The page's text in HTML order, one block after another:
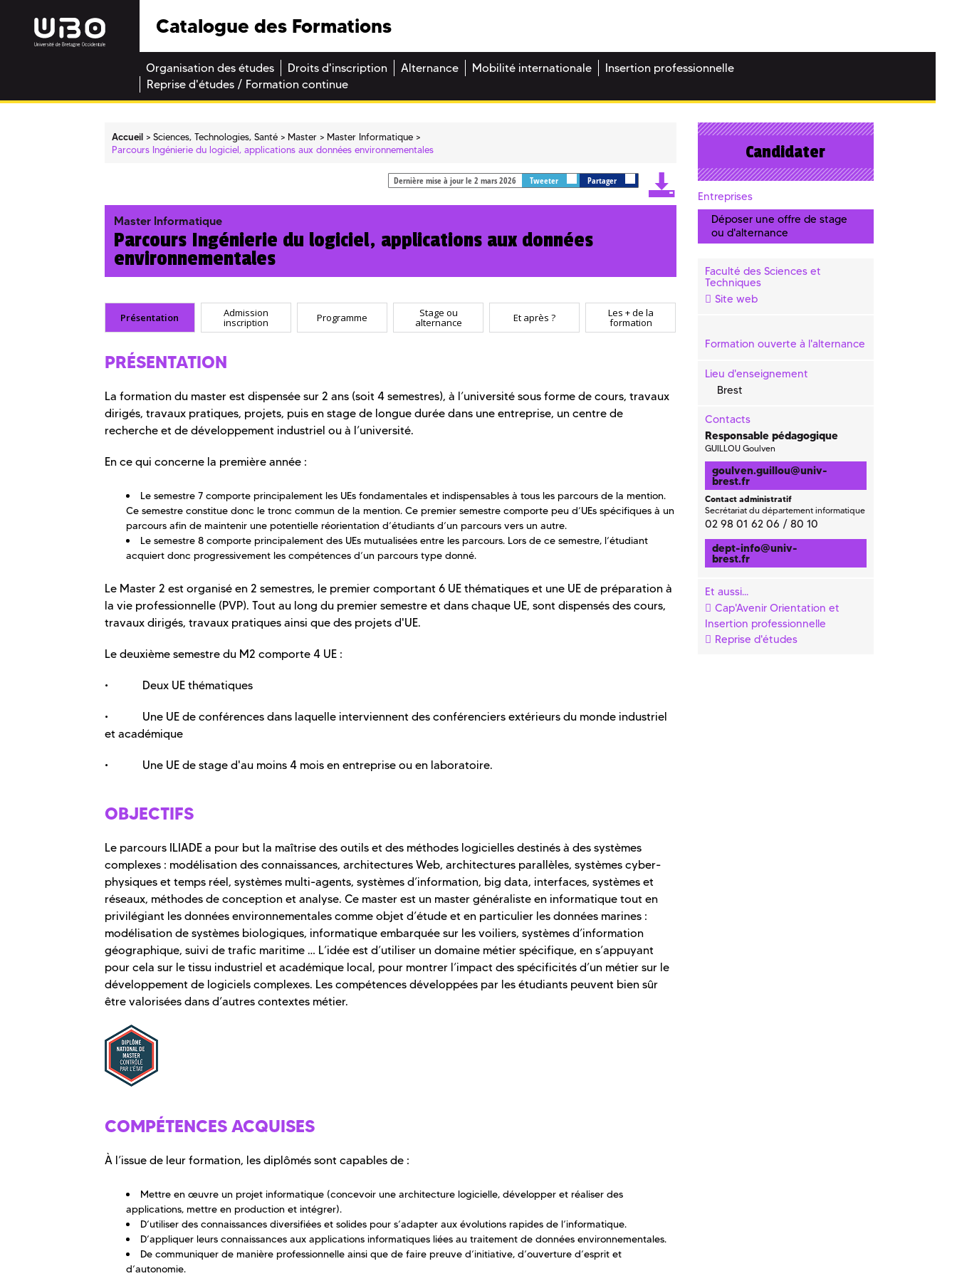
Catalogue des Formations
Organisation des études Droits d'inscription Alternance Mobilité internationale
Insertion professionnelle
Reprise d'études / Formation continue
Accueil Sciences, Technologies, Santé Master
Master Informatique
Parcours Ingénierie du logiciel, applications aux données environnementales
Dernière mise à jour le 2 mars 2026 Tweeter Partager
Master Informatique
Parcours Ingénierie du logiciel, applications aux données
environnementales
Présentation Admission
inscription Programme Stage ou
alternance Et après ? Les + de la
formation
PRÉSENTATION
La formation du master est dispensée sur 2 ans (soit 4 semestres), à l’université sous forme de cours, travaux
dirigés, travaux pratiques, projets, puis en stage de longue durée dans une entreprise, un centre de
recherche et de développement industriel ou à l’université.
En ce qui concerne la première année :
Le semestre 7 comporte principalement les UEs fondamentales et indispensables à tous les parcours de la mention.
Ce semestre constitue donc le tronc commun de la mention. Ce premier semestre comporte peu d’UEs spécifiques à un
parcours afin de maintenir une potentielle réorientation d’étudiants d’un parcours vers un autre.
Le semestre 8 comporte principalement des UEs mutualisées entre les parcours. Lors de ce semestre, l’étudiant
acquiert donc progressivement les compétences d’un parcours type donné.
Le Master 2 est organisé en 2 semestres, le premier comportant 6 UE thématiques et une UE de préparation à
la vie professionnelle (PVP). Tout au long du premier semestre et dans chaque UE, sont dispensés des cours,
travaux dirigés, travaux pratiques ainsi que des projets d'UE.
Le deuxième semestre du M2 comporte 4 UE :
• Deux UE thématiques
• Une UE de conférences dans laquelle interviennent des conférenciers extérieurs du monde industriel
et académique
• Une UE de stage d'au moins 4 mois en entreprise ou en laboratoire.
OBJECTIFS
Le parcours ILIADE a pour but la maîtrise des outils et des méthodes logicielles destinés à des systèmes
complexes : modélisation des connaissances, architectures Web, architectures parallèles, systèmes cyber-
physiques et temps réel, systèmes multi-agents, systèmes d’information, big data, interfaces, systèmes et
réseaux, méthodes de conception et analyse. Ce master est un master généraliste en informatique tout en
privilégiant les données environnementales comme objet d’étude et en particulier les données marines :
modélisation de systèmes biologiques, informatique embarquée sur les voiliers, systèmes d’information
géographique, suivi de trafic maritime … L’idée est d’utiliser un domaine métier spécifique, en s’appuyant
pour cela sur le tissu industriel et académique local, pour montrer l’impact des spécificités d’un métier sur le
développement de logiciels complexes. Les compétences développées par les étudiants peuvent bien sûr
être valorisées dans d’autres contextes métier.
COMPÉTENCES ACQUISES
À l’issue de leur formation, les diplômés sont capables de :
Mettre en œuvre un projet informatique (concevoir une architecture logicielle, développer et réaliser des
applications, mettre en production et intégrer).
D’utiliser des connaissances diversifiées et solides pour s’adapter aux évolutions rapides de l’informatique.
D’appliquer leurs connaissances aux applications informatiques liées au traitement de données environnementales.
De communiquer de manière professionnelle ainsi que de faire preuve d’initiative, d’ouverture d’esprit et
d’autonomie.
Candidater
Entreprises
Déposer une offre de stage
ou d'alternance
Faculté des Sciences et
Techniques
Site web
Formation ouverte à l'alternance
Lieu d'enseignement
Brest
Contacts
Responsable pédagogique
GUILLOU Goulven
goulven.guillou@univ-
brest.fr
Contact administratif
Secrétariat du département informatique
02 98 01 62 06 / 80 10
dept-info@univ-
brest.fr
Et aussi...
Cap'Avenir Orientation et
Insertion professionnelle
Reprise d'études